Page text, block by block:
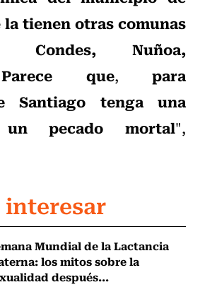
tienen otras comunas
Condes, Nuñoa,
Parece que,para
Santiago tenga una
pecado mortal",
interesar
Mundial de la Lactancia
los mitos sobre la
después...